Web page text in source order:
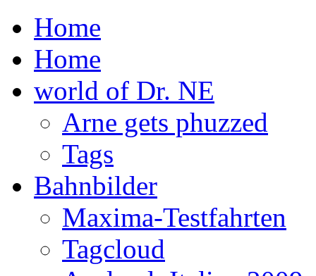
Home
Home
world of Dr. NE
Arne gets phuzzed
Tags
Bahnbilder
Maxima-Testfahrten
Tagcloud